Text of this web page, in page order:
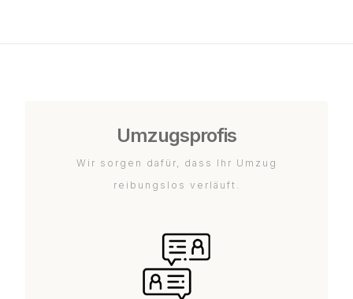
Umzugsprofis
Wir sorgen dafür, dass Ihr Umzug
reibungslos verläuft.